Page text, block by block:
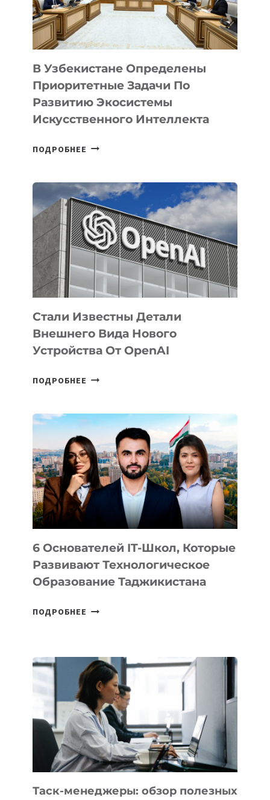
В Узбекистане Определены
Приоритетные Задачи По
Развитию Экосистемы
Искусственного Интеллекта
ПОДРОБНЕЕ В
ПРИОРИТЕТНЫЕ
ЗАДАЧИ
ПО
РАЗВИТИЮ
ЭКОСИСТЕМЫ
ИСКУССТВЕННОГО
ИНТЕЛЛЕКТА
Стали Известны Детали
Внешнего Вида Нового
Устройства От OpenAI
ПОДРОБНЕЕ СТАЛИ
ВНЕШНЕГО
ВИДА
НОВОГО
УСТРОЙСТВА
ОТ
OPENAI
6 Основателей IT-Школ, Которые
Развивают Технологическое
Образование Таджикистана
ПОДРОБНЕЕ
КОТОРЫЕ
РАЗВИВАЮТ
ТЕХНОЛОГИЧЕСКОЕ
ОБРАЗОВАНИЕ
ТАДЖИКИСТАНА
Таск-менеджеры: обзор полезных